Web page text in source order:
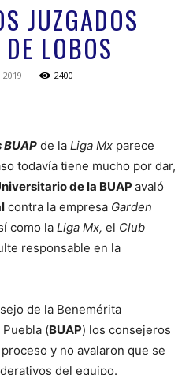
JUZGADOS
LOBOS
2019 2400
BUAP de la Liga Mx parece
todavía tiene mucho por dar,
de la BUAP avaló
contra la empresa Garden
como la Liga Mx, el Club
responsable en la
de la Benemérita
(BUAP) los consejeros
y no avalaron que se
del equipo.